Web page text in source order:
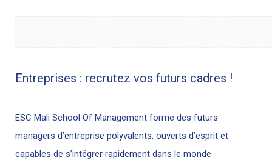
Entreprises : recrutez vos futurs cadres !
ESC Mali School Of Management forme des futurs
managers d’entreprise polyvalents, ouverts d’esprit et
capables de s’intégrer rapidement dans le monde